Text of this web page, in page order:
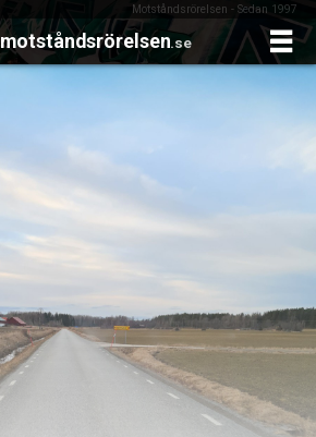
Motståndsrörelsen - Sedan 1997
motståndsrörelsen.se
Skip